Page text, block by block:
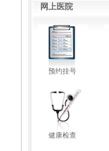
网上医院
预约挂号
健康检查